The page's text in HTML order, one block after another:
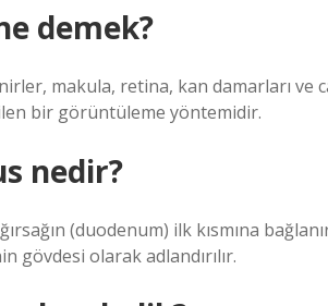
demek?
makula, retina, kan damarları ve
bir görüntüleme yöntemidir.
nedir?
(duodenum) ilk kısmına
gövdesi olarak adlandırılır.